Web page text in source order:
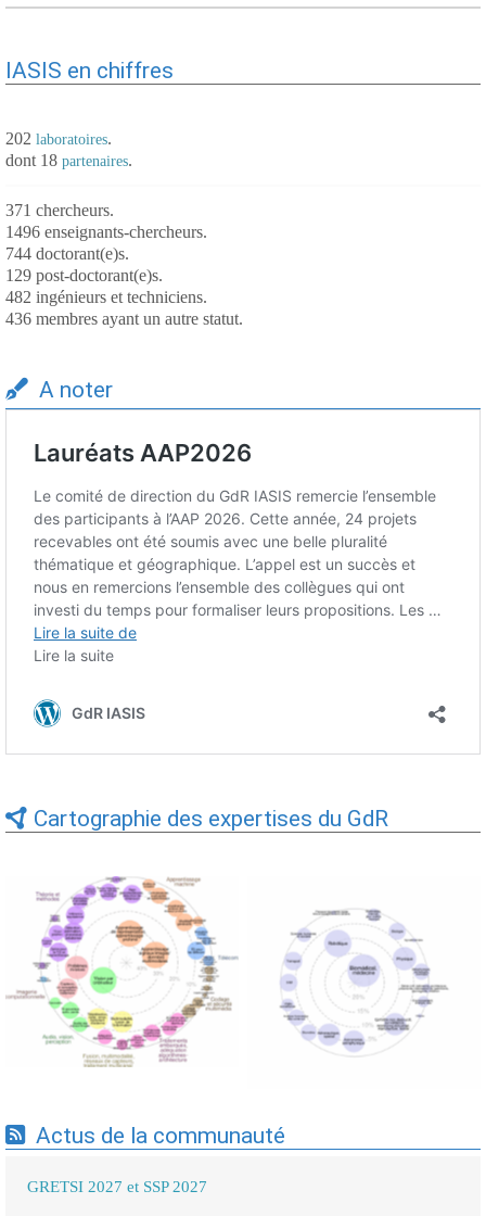
IASIS en chiffres
202 laboratoires.
dont 18 partenaires.
371 chercheurs.
1496 enseignants-chercheurs.
744 doctorant(e)s.
129 post-doctorant(e)s.
482 ingénieurs et techniciens.
436 membres ayant un autre statut.
A noter
Cartographie des expertises du GdR
Expertises du GdR -
cartographie par Axes -
19/09/2025
Expertises du GdR -
cartographie par mots-clés
applicatifs - 19/09/2025
Actus de la communauté
GRETSI 2027 et SSP 2027